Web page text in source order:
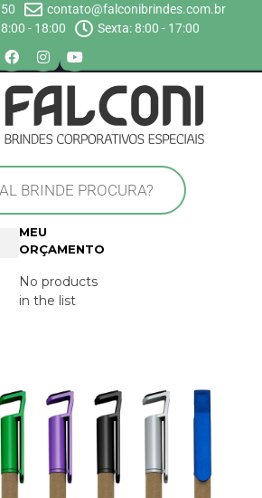
contato@falconibrindes.com.br
- 18:00
Sexta: 8:00 - 17:00
MEU
ORÇAMENTO
No products
in the list